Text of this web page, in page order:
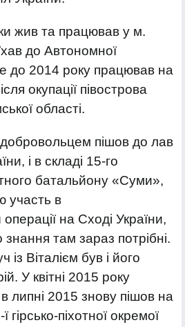
жив та працював у м.
до Автономної
до 2014 року працював на
окупації півострова
області.
пішов до лав
і в складі 15-го
батальйону «Суми»,
участь в
на Сході України,
там зараз потрібні.
із Віталієм був і його
У квітні 2015 року
липні 2015 знову пішов на
гірсько-піхотної окремої